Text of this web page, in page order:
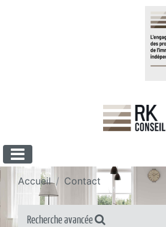
Accueil Contact
Recherche avancée